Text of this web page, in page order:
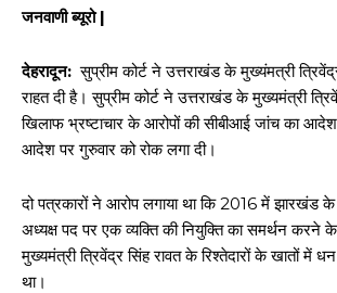
जनवाणी ब्यूरो |
देहरादून: सुप्रीम कोर्ट ने उत्तराखंड के मुख्यंमत्री
राहत दी है। सुप्रीम कोर्ट ने उत्तराखंड के मुख्यमंत्री
खिलाफ भ्रष्टाचार के आरोपों की सीबीआई जांच का
आदेश पर गुरुवार को रोक लगा दी।
दो पत्रकारों ने आरोप लगाया था कि 2016 में झारखंड के
अध्यक्ष पद पर एक व्यक्ति की नियुक्ति का समर्थन करने
मुख्यमंत्री त्रिवेंद्र सिंह रावत के रिश्तेदारों के खातों में
था।